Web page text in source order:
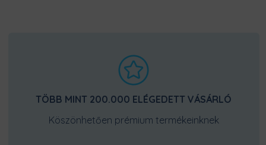
TÖBB MINT 200.000 ELÉGEDETT VÁSÁRLÓ
Köszönhetően prémium termékeinknek